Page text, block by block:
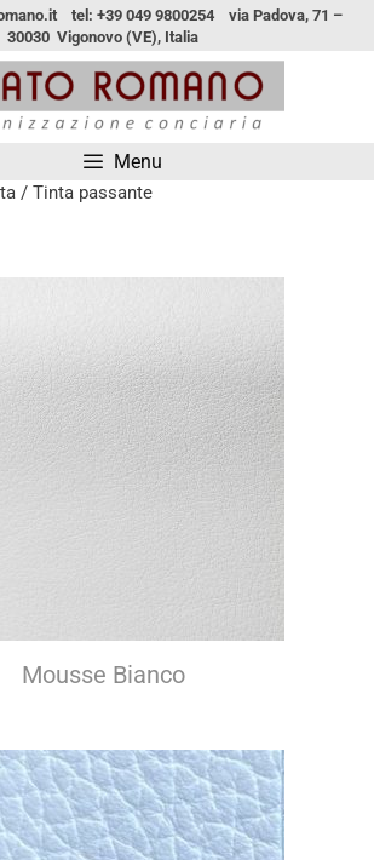
tel: +39 049 9800254 via Padova, 71 –
30030 Vigonovo (VE), Italia
Menu
/ Tinta passante
Mousse Bianco